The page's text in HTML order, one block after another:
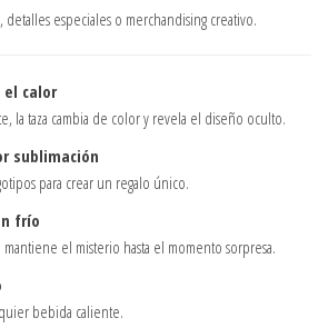
detalles especiales o merchandising creativo.
el calor
la taza cambia de color y revela el diseño oculto.
sublimación
para crear un regalo único.
frío
el misterio hasta el momento sorpresa.
bebida caliente.